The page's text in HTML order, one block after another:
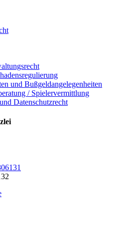
und Bußgeldangelegenheiten
/ Spielervermittlung
Datenschutzrecht